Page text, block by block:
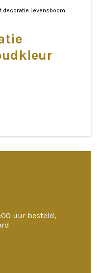
decoratie Levensboom
uur besteld,